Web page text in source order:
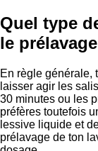
Quel type
le
En règle générale,
laisser agir les
30 minutes ou les
préfères toutefois
lessive liquide et
prélavage de ton